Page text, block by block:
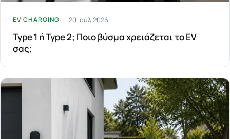
EV CHARGING 20 Ιούλ 2026
Type 1 ή Type 2; Ποιο βύσμα χρειάζεται το EV
σας;